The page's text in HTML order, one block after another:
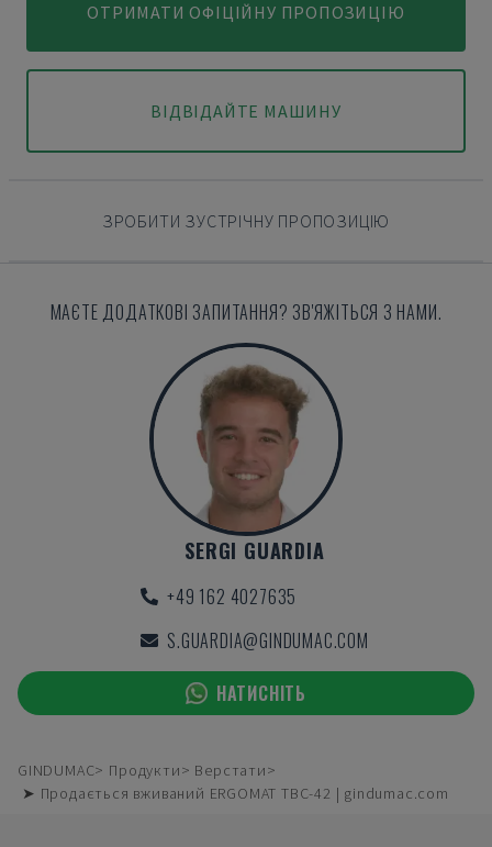
ОТРИМАТИ ОФІЦІЙНУ ПРОПОЗИЦІЮ
ВІДВІДАЙТЕ МАШИНУ
ЗРОБИТИ ЗУСТРІЧНУ ПРОПОЗИЦІЮ
МАЄТЕ ДОДАТКОВІ ЗАПИТАННЯ? ЗВ'ЯЖІТЬСЯ З НАМИ.
SERGI GUARDIA
+49 162 4027635
S.GUARDIA@GINDUMAC.COM
НАТИСНІТЬ
GINDUMAC Продукти
Верстати
➤ Продається вживаний ERGOMAT TBC-42 | gindumac.com